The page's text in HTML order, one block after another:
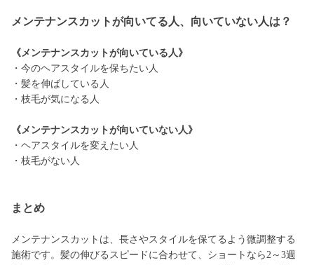
メンテナンスカットが向いてる人、向いていない人は？
《メンテナンスカットが向いている人》
・今のヘアスタイルを保ちたい人
・髪を伸ばしている人
・枝毛が気になる人
《メンテナンスカットが向いていない人》
・ヘアスタイルを変えたい人
・枝毛がない人
まとめ
メンテナンスカットは、長さやスタイルを保てるよう微調整する
施術です。髪の伸びるスピードに合わせて、ショートなら2～3週